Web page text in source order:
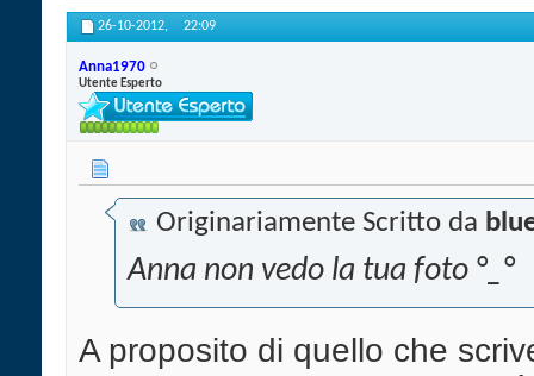
26-10-2012, 22:09
Anna1970
Utente Esperto
Originariamente Scritto da
Anna non vedo la tua foto °_°
A proposito di quello che